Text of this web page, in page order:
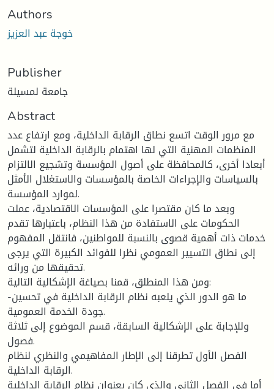
Authors
خوجة عبد العزيز
Publisher
جامعة لمسيلة
Abstract
مع مرور الوقت اتسع نطاق الرقابة الداخلية، ومع ارتفاع عدد
المنظمات المهنية التي لها اهتمام بالرقابة الداخلية لتشمل
أبعادا أخرى، كالمحافظة على أصول المؤسسة وتشجیع الالتزام
بالسیاسات والإجراءات الخاصة بالمؤسسات والاستغلال الأمثل
لموارد المؤسسة.
وبعد ما كان مقتصرا على المؤسسات الاقتصادية، عملت
الحكومات على الاستفادة من هذا النظام، باعتبارها تقدم
خدمات ذات أهمیة قصوى بالنسبة للمواطنين، فانتقل المفهوم
إلى نطاق التسییر العمومي نظرا للفوائد الكبیرة التي یرجى
تحقیقها من ورائه.
ومن هذا المنطلق، قمنا بصياغة الإشكالية التالية:
-ما هو الدور الذي يلعبه نظام الرقابة الداخلیة في تحسین
جودة الخدمة العمومیة.
وللإجابة على الإشكالية السابقة، قسم الموضوع إلى ثلاثة
فصول.
الفصل الأول تطرقنا إلى الإطار المفاهيمي والنظري لنظام
الرقابة الداخلية.
أما في الفصل الثاني والذي كان بعنوان نظام الرقابة الداخلیة